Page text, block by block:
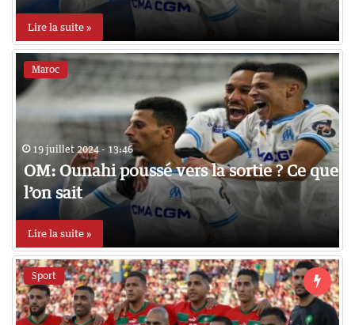
Lire la suite »
Maroc
19 juillet 2024 - 13:46
OM: Ounahi poussé vers la sortie ? Ce que
l’on sait
Lire la suite »
Sport